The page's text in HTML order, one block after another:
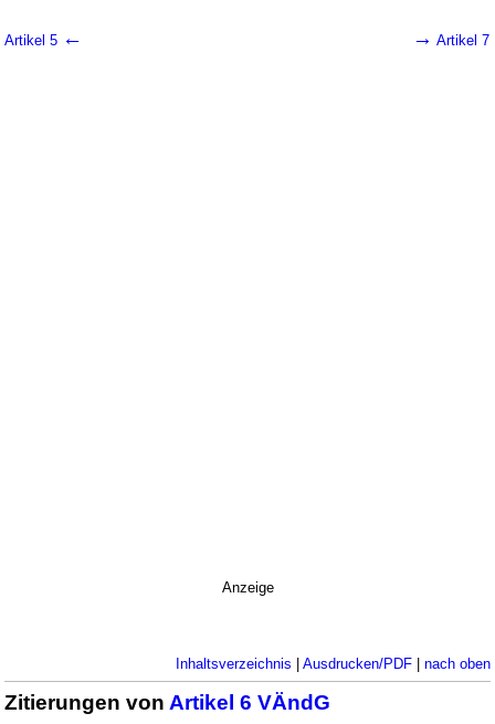
Artikel 5 ← → Artikel 7
Anzeige
Inhaltsverzeichnis | Ausdrucken/PDF| nach oben
Zitierungen von Artikel 6 VÄndG